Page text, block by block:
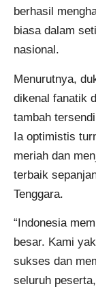
berhasil
biasa dalam
nasional.
Menurutnya,
dikenal fanatik
tambah
Ia optimistis
meriah dan
terbaik
Tenggara.
“Indonesia
besar. Kami
sukses dan
seluruh